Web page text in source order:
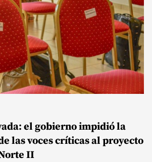
el gobierno impidió la
las voces críticas al proyecto
II